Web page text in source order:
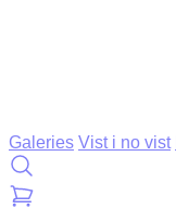
Galeries Vist i no vist